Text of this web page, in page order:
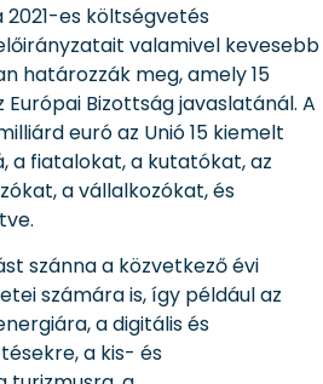
2021-es költségvetés
valamivel kevesebb
határozzák meg, amely 15
Bizottság javaslatánál. A
euró az Unió 15 kiemelt
fiatalokat, a kutatókat, az
a vállalkozókat, és
szánna a közvetkező évi
számára is, így például az
a digitális és
a kis- és